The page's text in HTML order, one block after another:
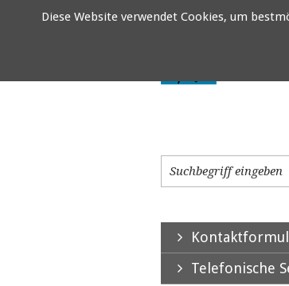
Telefonische
Diese Website verwendet Cookies, um